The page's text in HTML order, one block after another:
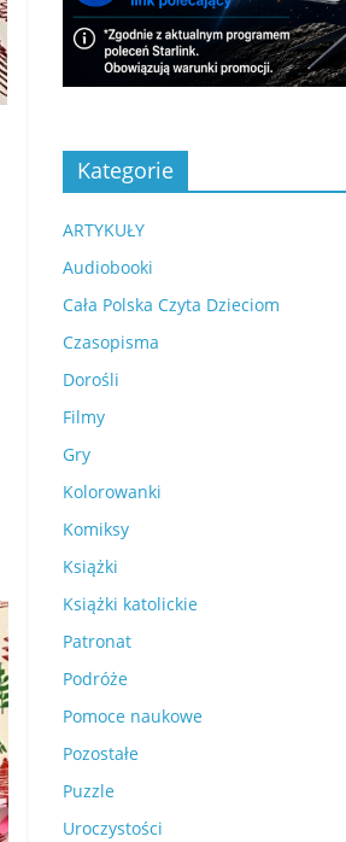
Kategorie
ARTYKUŁY
Audiobooki
Cała Polska Czyta Dzieciom
Czasopisma
Dorośli
Filmy
Gry
Kolorowanki
Komiksy
Książki
Książki katolickie
Patronat
Podróże
Pomoce naukowe
Pozostałe
Puzzle
Uroczystości